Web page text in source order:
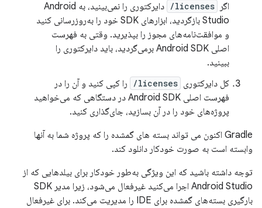
اگر
licenses/
دایرکتوری را نمی‌بینید، به Android
Studio بازگردید، ابزارهای SDK خود را به‌روزرسانی کنید
و موافقت‌نامه‌های مجوز را بپذیرید. وقتی به فهرست
اصلی Android SDK برمی‌گردید، باید دایرکتوری را
ببینید.
کل دایرکتوری licenses/
را کپی کنید و آن را در
فهرست اصلی Android SDK در دستگاهی که می‌خواهید
پروژه‌های خود را در آن بسازید، جای‌گذاری کنید.
Gradle اکنون می تواند بسته های گمشده را که پروژه شما به آنها
وابسته است به صورت خودکار دانلود کند.
توجه داشته باشید که این ویژگی به‌طور خودکار برای بیلدهایی که از
Android Studio اجرا می‌کنید غیرفعال می‌شود، زیرا مدیر SDK
بارگیری بسته‌های گمشده برای IDE را مدیریت می‌کند. برای غیرفعال